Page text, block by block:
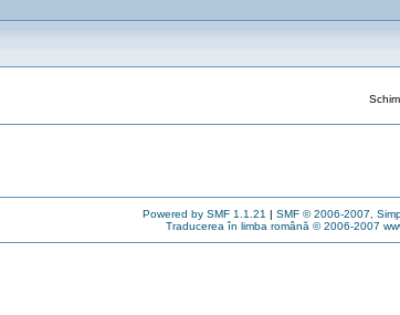
Powered by SMF 1.1.21 | SMF © 2006-2007,
Traducerea în limba română © 2006-2007